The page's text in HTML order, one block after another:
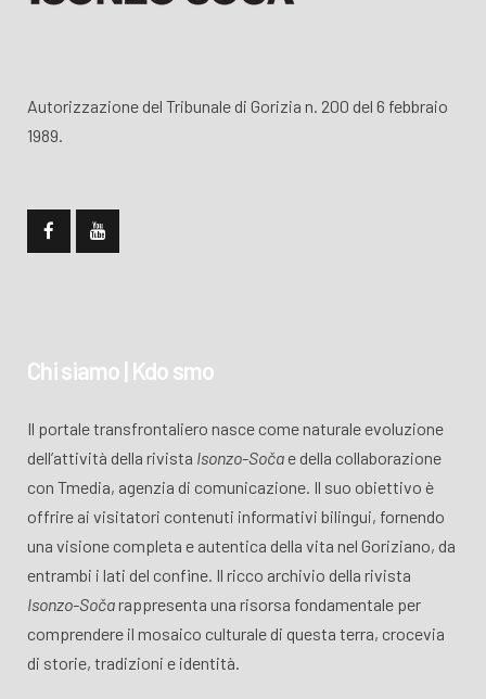
Autorizzazione del Tribunale di Gorizia n. 200 del 6 febbraio
1989.
Chi siamo | Kdo smo
Il portale transfrontaliero nasce come naturale evoluzione
dell’attività della rivista Isonzo-Sočae della collaborazione
con Tmedia, agenzia di comunicazione. Il suo obiettivo è
offrire ai visitatori contenuti informativi bilingui, fornendo
una visione completa e autentica della vita nel Goriziano, da
entrambi i lati del confine. Il ricco archivio della rivista
Isonzo-Sočarappresenta una risorsa fondamentale per
comprendere il mosaico culturale di questa terra, crocevia
di storie, tradizioni e identità.